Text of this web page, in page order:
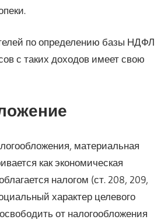
по определению базы НДФЛ
с таких доходов имеет свою
материальная
как экономическая
налогом (ст. 208, 209,
характер целевого
от налогообложения